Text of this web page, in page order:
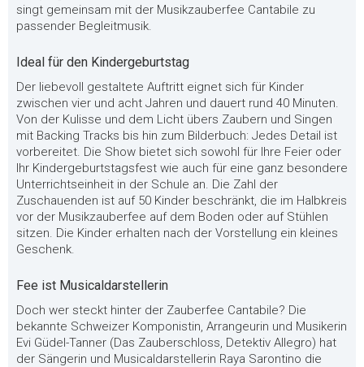
singt gemeinsam mit der Musikzauberfee Cantabile zu
passender Begleitmusik.
Ideal für den Kindergeburtstag
Der liebevoll gestaltete Auftritt eignet sich für Kinder
zwischen vier und acht Jahren und dauert rund 40 Minuten.
Von der Kulisse und dem Licht übers Zaubern und Singen
mit Backing Tracks bis hin zum Bilderbuch: Jedes Detail ist
vorbereitet. Die Show bietet sich sowohl für Ihre Feier oder
Ihr Kindergeburtstagsfest wie auch für eine ganz besondere
Unterrichtseinheit in der Schule an. Die Zahl der
Zuschauenden ist auf 50 Kinder beschränkt, die im Halbkreis
vor der Musikzauberfee auf dem Boden oder auf Stühlen
sitzen. Die Kinder erhalten nach der Vorstellung ein kleines
Geschenk.
Fee ist Musicaldarstellerin
Doch wer steckt hinter der Zauberfee Cantabile? Die
bekannte Schweizer Komponistin, Arrangeurin und Musikerin
Evi Güdel-Tanner (Das Zauberschloss, Detektiv Allegro) hat
der Sängerin und Musicaldarstellerin Raya Sarontino die